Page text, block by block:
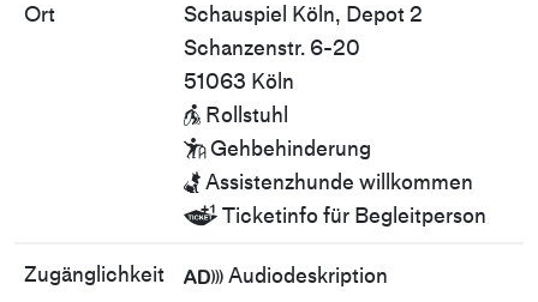
Ort
Schauspiel Köln, Depot 2
Schanzenstr. 6-20
51063 Köln
 Rollstuhl
Gehbehinderung
 Assistenzhunde willkommen
 Ticketinfo für Begleitperson
Zugänglichkeit  Audiodeskription